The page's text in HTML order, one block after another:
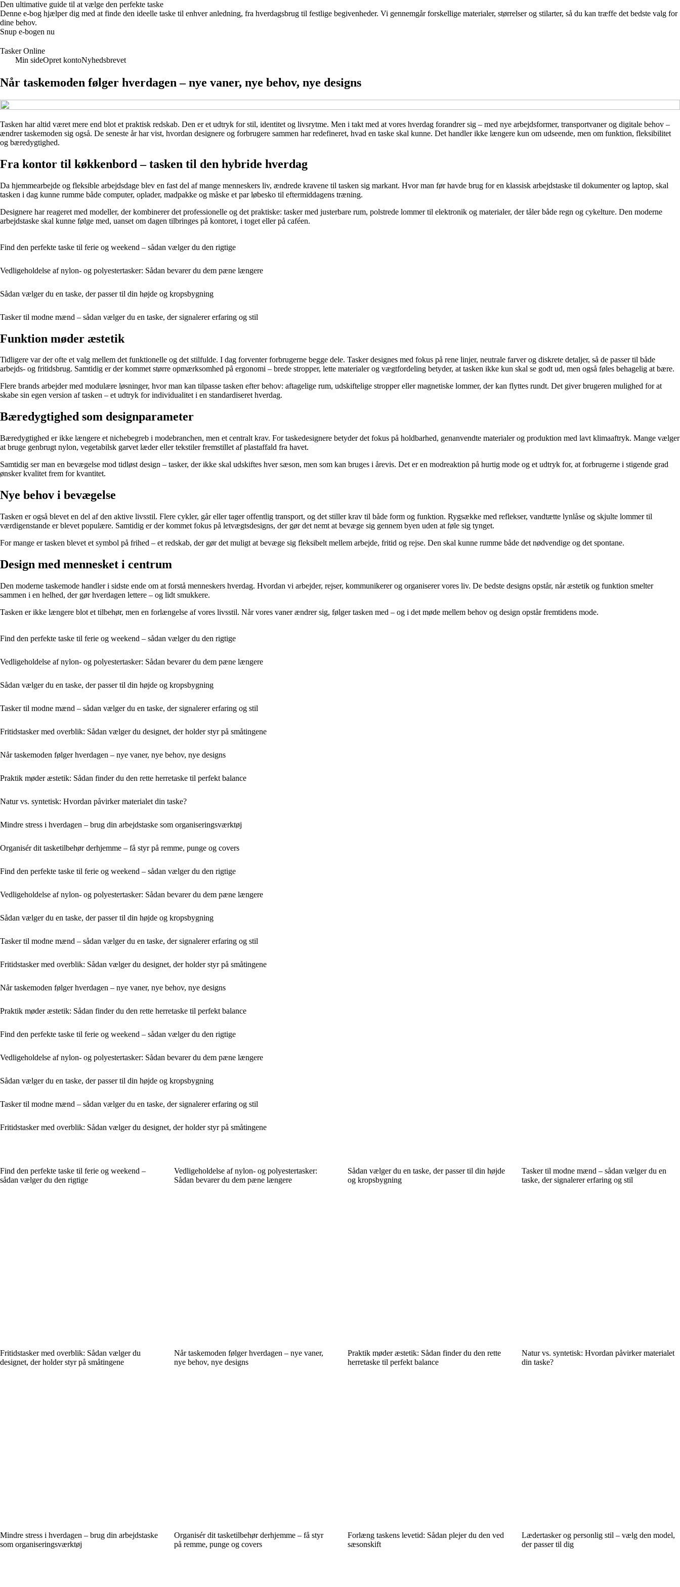
Den ultimative guide til at vælge den perfekte taske
Denne e-bog hjælper dig med at finde den ideelle taske til enhver anledning, fra hverdagsbrug til festlige begivenheder. Vi gennemgår forskellige materialer, størrelser og stilarter, så du kan træffe det bedste valg for
dine behov.
Snup e-bogen nu
Tasker Online
Min sideOpret kontoNyhedsbrevet
Når taskemoden følger hverdagen – nye vaner, nye behov, nye designs
Tasken har altid været mere end blot et praktisk redskab. Den er et udtryk for stil, identitet og livsrytme. Men i takt med at vores hverdag forandrer sig – med nye arbejdsformer, transportvaner og digitale behov –
ændrer taskemoden sig også. De seneste år har vist, hvordan designere og forbrugere sammen har redefineret, hvad en taske skal kunne. Det handler ikke længere kun om udseende, men om funktion, fleksibilitet
og bæredygtighed.
Fra kontor til køkkenbord – tasken til den hybride hverdag
Da hjemmearbejde og fleksible arbejdsdage blev en fast del af mange menneskers liv, ændrede kravene til tasken sig markant. Hvor man før havde brug for en klassisk arbejdstaske til dokumenter og laptop, skal
tasken i dag kunne rumme både computer, oplader, madpakke og måske et par løbesko til eftermiddagens træning.
Designere har reageret med modeller, der kombinerer det professionelle og det praktiske: tasker med justerbare rum, polstrede lommer til elektronik og materialer, der tåler både regn og cykelture. Den moderne
arbejdstaske skal kunne følge med, uanset om dagen tilbringes på kontoret, i toget eller på caféen.
Find den perfekte taske til ferie og weekend – sådan vælger du den rigtige
Vedligeholdelse af nylon- og polyestertasker: Sådan bevarer du dem pæne længere
Sådan vælger du en taske, der passer til din højde og kropsbygning
Tasker til modne mænd – sådan vælger du en taske, der signalerer erfaring og stil
Funktion møder æstetik
Tidligere var der ofte et valg mellem det funktionelle og det stilfulde. I dag forventer forbrugerne begge dele. Tasker designes med fokus på rene linjer, neutrale farver og diskrete detaljer, så de passer til både
arbejds- og fritidsbrug. Samtidig er der kommet større opmærksomhed på ergonomi – brede stropper, lette materialer og vægtfordeling betyder, at tasken ikke kun skal se godt ud, men også føles behagelig at bære.
Flere brands arbejder med modulære løsninger, hvor man kan tilpasse tasken efter behov: aftagelige rum, udskiftelige stropper eller magnetiske lommer, der kan flyttes rundt. Det giver brugeren mulighed for at
skabe sin egen version af tasken – et udtryk for individualitet i en standardiseret hverdag.
Bæredygtighed som designparameter
Bæredygtighed er ikke længere et nichebegreb i modebranchen, men et centralt krav. For taskedesignere betyder det fokus på holdbarhed, genanvendte materialer og produktion med lavt klimaaftryk. Mange vælger
at bruge genbrugt nylon, vegetabilsk garvet læder eller tekstiler fremstillet af plastaffald fra havet.
Samtidig ser man en bevægelse mod tidløst design – tasker, der ikke skal udskiftes hver sæson, men som kan bruges i årevis. Det er en modreaktion på hurtig mode og et udtryk for, at forbrugerne i stigende grad
ønsker kvalitet frem for kvantitet.
Nye behov i bevægelse
Tasken er også blevet en del af den aktive livsstil. Flere cykler, går eller tager offentlig transport, og det stiller krav til både form og funktion. Rygsække med reflekser, vandtætte lynlåse og skjulte lommer til
værdigenstande er blevet populære. Samtidig er der kommet fokus på letvægtsdesigns, der gør det nemt at bevæge sig gennem byen uden at føle sig tynget.
For mange er tasken blevet et symbol på frihed – et redskab, der gør det muligt at bevæge sig fleksibelt mellem arbejde, fritid og rejse. Den skal kunne rumme både det nødvendige og det spontane.
Design med mennesket i centrum
Den moderne taskemode handler i sidste ende om at forstå menneskers hverdag. Hvordan vi arbejder, rejser, kommunikerer og organiserer vores liv. De bedste designs opstår, når æstetik og funktion smelter
sammen i en helhed, der gør hverdagen lettere – og lidt smukkere.
Tasken er ikke længere blot et tilbehør, men en forlængelse af vores livsstil. Når vores vaner ændrer sig, følger tasken med – og i det møde mellem behov og design opstår fremtidens mode.
Find den perfekte taske til ferie og weekend – sådan vælger du den rigtige
Vedligeholdelse af nylon- og polyestertasker: Sådan bevarer du dem pæne længere
Sådan vælger du en taske, der passer til din højde og kropsbygning
Tasker til modne mænd – sådan vælger du en taske, der signalerer erfaring og stil
Fritidstasker med overblik: Sådan vælger du designet, der holder styr på småtingene
Når taskemoden følger hverdagen – nye vaner, nye behov, nye designs
Praktik møder æstetik: Sådan finder du den rette herretaske til perfekt balance
Natur vs. syntetisk: Hvordan påvirker materialet din taske?
Mindre stress i hverdagen – brug din arbejdstaske som organiseringsværktøj
Organisér dit tasketilbehør derhjemme – få styr på remme, punge og covers
Find den perfekte taske til ferie og weekend – sådan vælger du den rigtige
Vedligeholdelse af nylon- og polyestertasker: Sådan bevarer du dem pæne længere
Sådan vælger du en taske, der passer til din højde og kropsbygning
Tasker til modne mænd – sådan vælger du en taske, der signalerer erfaring og stil
Fritidstasker med overblik: Sådan vælger du designet, der holder styr på småtingene
Når taskemoden følger hverdagen – nye vaner, nye behov, nye designs
Praktik møder æstetik: Sådan finder du den rette herretaske til perfekt balance
Find den perfekte taske til ferie og weekend – sådan vælger du den rigtige
Vedligeholdelse af nylon- og polyestertasker: Sådan bevarer du dem pæne længere
Sådan vælger du en taske, der passer til din højde og kropsbygning
Tasker til modne mænd – sådan vælger du en taske, der signalerer erfaring og stil
Fritidstasker med overblik: Sådan vælger du designet, der holder styr på småtingene
Find den perfekte taske til ferie og weekend –
sådan vælger du den rigtige
Vedligeholdelse af nylon- og polyestertasker:
Sådan bevarer du dem pæne længere
Sådan vælger du en taske, der passer til din højde
og kropsbygning
Tasker til modne mænd – sådan vælger du en
taske, der signalerer erfaring og stil
Fritidstasker med overblik: Sådan vælger du
designet, der holder styr på småtingene
Når taskemoden følger hverdagen – nye vaner,
nye behov, nye designs
Praktik møder æstetik: Sådan finder du den rette
herretaske til perfekt balance
Natur vs. syntetisk: Hvordan påvirker materialet
din taske?
Mindre stress i hverdagen – brug din arbejdstaske
som organiseringsværktøj
Organisér dit tasketilbehør derhjemme – få styr
på remme, punge og covers
Forlæng taskens levetid: Sådan plejer du den ved
sæsonskift
Lædertasker og personlig stil – vælg den model,
der passer til dig